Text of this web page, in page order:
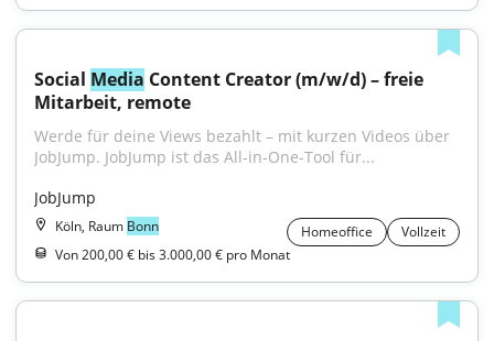
Social Media Content Creator (m/w/d) – freie
Mitarbeit, remote
Werde für deine Views bezahlt – mit kurzen Videos über
JobJump. JobJump ist das All-in-One-Tool für...
JobJump
Köln, Raum Bonn Homeoffice
Vollzeit
Von 200,00 € bis 3.000,00 € pro Monat